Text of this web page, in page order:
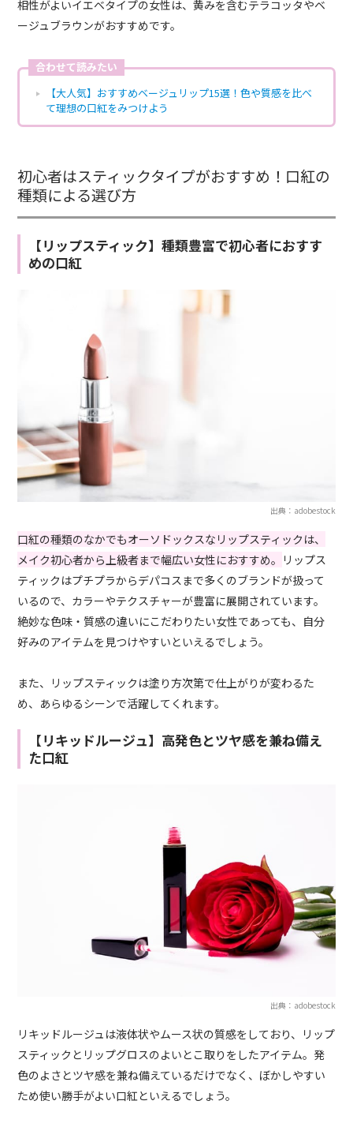
相性がよいイエベタイプの女性は、黄みを含むテラコッタやベ
ージュブラウンがおすすめです。
合わせて読みたい
【大人気】おすすめベージュリップ15選！色や質感を比べ
て理想の口紅をみつけよう
初心者はスティックタイプがおすすめ！口紅の
種類による選び方
【リップスティック】種類豊富で初心者におすす
めの口紅
出典：adobestock
口紅の種類のなかでもオーソドックスなリップスティックは、
メイク初心者から上級者まで幅広い女性におすすめ。 リップス
ティックはプチプラからデパコスまで多くのブランドが扱って
いるので、カラーやテクスチャーが豊富に展開されています。
絶妙な色味・質感の違いにこだわりたい女性であっても、自分
好みのアイテムを見つけやすいといえるでしょう。
また、リップスティックは塗り方次第で仕上がりが変わるた
め、あらゆるシーンで活躍してくれます。
【リキッドルージュ】高発色とツヤ感を兼ね備え
た口紅
出典：adobestock
リキッドルージュは液体状やムース状の質感をしており、リップ
スティックとリップグロスのよいとこ取りをしたアイテム。 発
色のよさとツヤ感を兼ね備えているだけでなく、ぼかしやすい
ため使い勝手がよい口紅といえるでしょう。